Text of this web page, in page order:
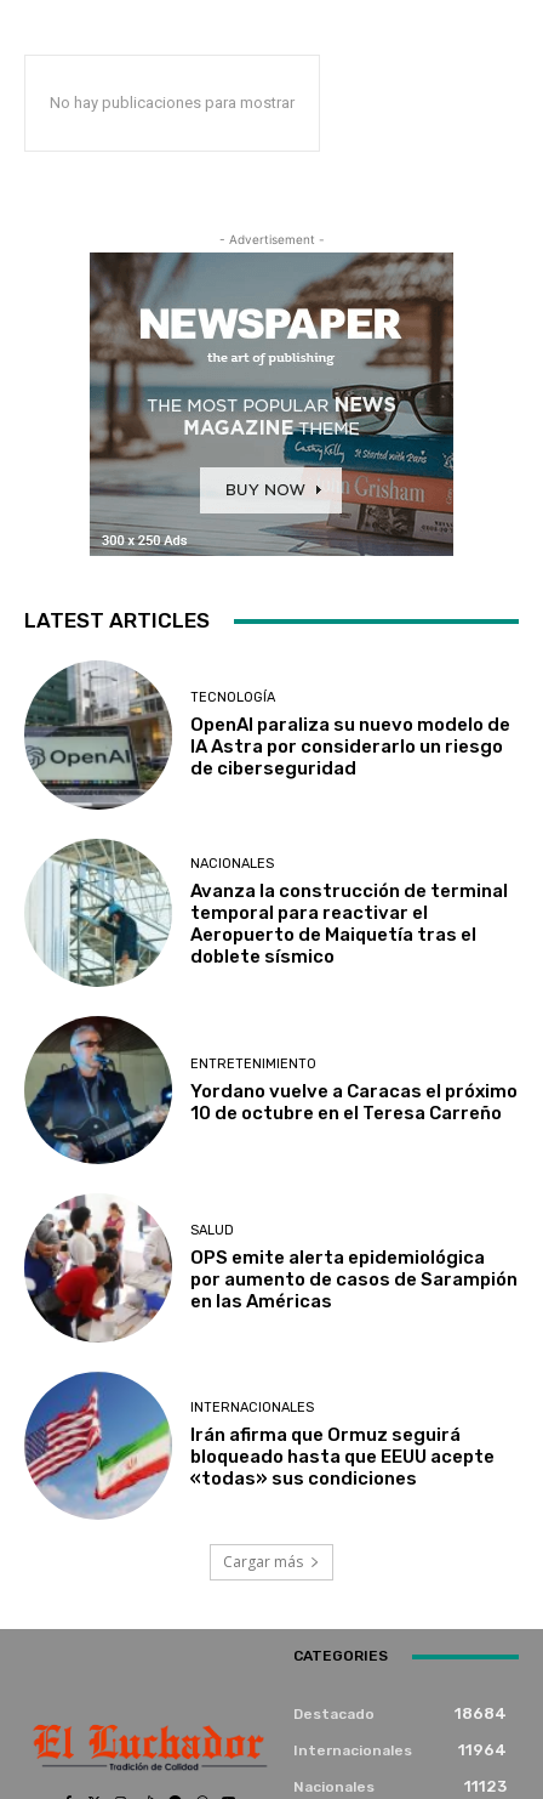
No hay publicaciones para mostrar
- Advertisement -
LATEST ARTICLES
TECNOLOGÍA
OpenAI paraliza su nuevo modelo de
IA Astra por considerarlo un riesgo
de ciberseguridad
NACIONALES
Avanza la construcción de terminal
temporal para reactivar el
Aeropuerto de Maiquetía tras el
doblete sísmico
ENTRETENIMIENTO
Yordano vuelve a Caracas el próximo
10 de octubre en el Teresa Carreño
SALUD
OPS emite alerta epidemiológica
por aumento de casos de Sarampión
en las Américas
INTERNACIONALES
Irán afirma que Ormuz seguirá
bloqueado hasta que EEUU acepte
«todas» sus condiciones
Cargar más
CATEGORIES
Destacado 18684
Internacionales 11964
Nacionales 11123